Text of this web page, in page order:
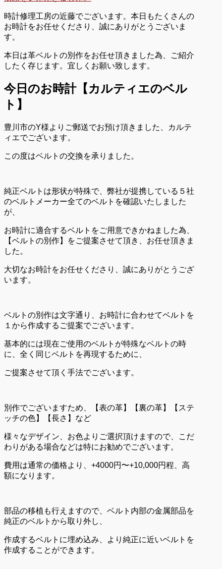
時計修理工房の近藤でございます。本日もたくさんの
お時計をお任せくださり、誠にありがとうございま
す。
本日は革ベルトの別作をお任せ頂きました為、ご紹介
したく存じます。宜しくお願い致します。
今日のお時計【カルティエのベル
ト】
豊川市のY様よりご郵送でお預け頂きました、カルテ
ィエでございます。
この度はベルトの交換を承りました。
純正ベルトは形状が特殊で、弊社が提携している５社
のベルトメーカー全てのベルトを確認いたしました
が、
お時計に適合するベルトをご用意できかねました為、
【ベルトの別作】をご提案させて頂き、お任せ頂きま
した。
大切なお時計をお任せくださり、誠にありがとうござ
います。
ベルトの別作は文字通り、お時計に合わせてベルトを
１から作成するご提案でございます。
基本的には現在ご使用のベルトが特殊なベルトの時
に、全く同じベルトを再現するために、
ご提案させて頂く手法でございます。
別作でございますため、【表の革】【裏の革】【ステ
ッチの色】【長さ】など
様々なデザイン、お色よりご選択頂けますので、こだ
わりがある場合などは特にお勧めでございます。
費用は通常の価格より、+4000円〜+10,000円程、高
額になります。
部品の移植も行えますので、ベルト内部の金属部品を
純正のベルトから取り外し、
作成するベルトに埋め込み、より純正に近いベルトを
作成することができます。